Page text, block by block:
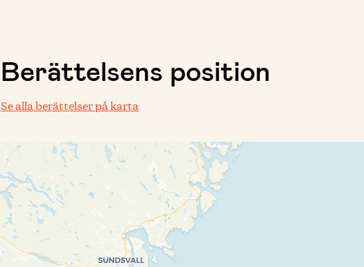
Berättelsens position
Se alla berättelser på karta